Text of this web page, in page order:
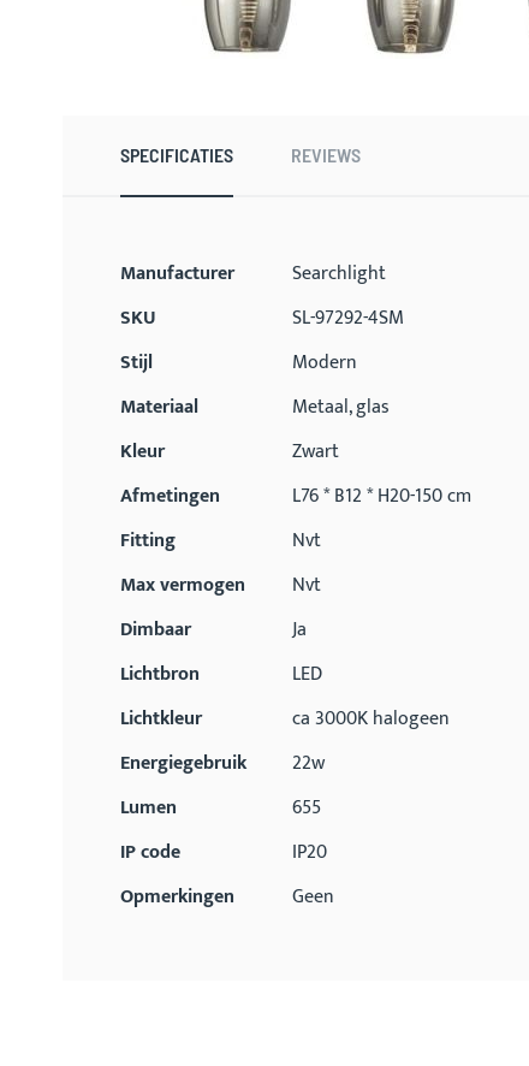
SPECIFICATIES REVIEWS
Meer
Manufacturer
Searchlight
SKU
SL-97292-4SM
Stijl
Modern
Materiaal
Metaal, glas
Kleur
Zwart
Afmetingen
L76 * B12 * H20-150 cm
Fitting
Nvt
Max vermogen
Nvt
Dimbaar
Ja
Lichtbron
LED
Lichtkleur
ca 3000K halogeen
Energiegebruik
22w
Lumen
655
IP code
IP20
Opmerkingen
Geen